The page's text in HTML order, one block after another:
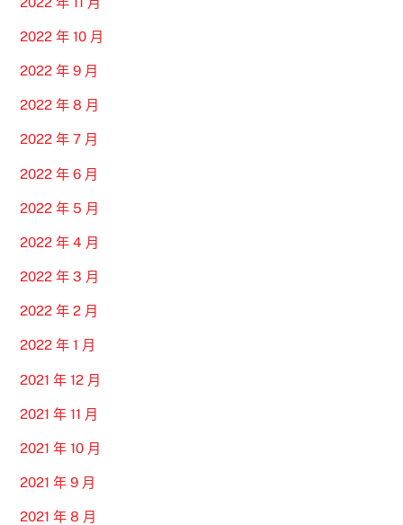
2022 年 10 月
2022 年 9 月
2022 年 8 月
2022 年 7 月
2022 年 6 月
2022 年 5 月
2022 年 4 月
2022 年 3 月
2022 年 2 月
2022 年 1 月
2021 年 12 月
2021 年 11 月
2021 年 10 月
2021 年 9 月
2021 年 8 月